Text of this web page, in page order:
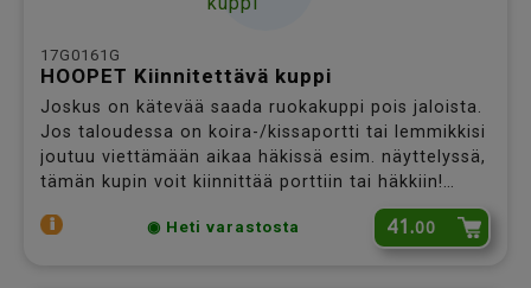
17G0161G
HOOPET Kiinnitettävä kuppi
Joskus on kätevää saada ruokakuppi pois jaloista.
Jos taloudessa on koira-/kissaportti tai lemmikkisi
joutuu viettämään aikaa häkissä esim. näyttelyssä,
tämän kupin voit kiinnittää porttiin tai häkkiin!
Keraaminen kuppi on helppo pitää puhtaana, teline
on kaunista, ekologista bambua.
◉ Heti varastosta 41.00